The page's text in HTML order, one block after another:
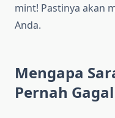
mint! Pastinya akan
Anda.
Mengapa
Pernah Gagal